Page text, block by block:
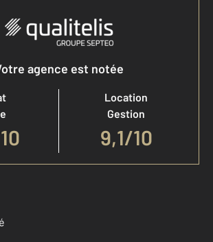
agence est notée
10
Location
Gestion
9,1/10